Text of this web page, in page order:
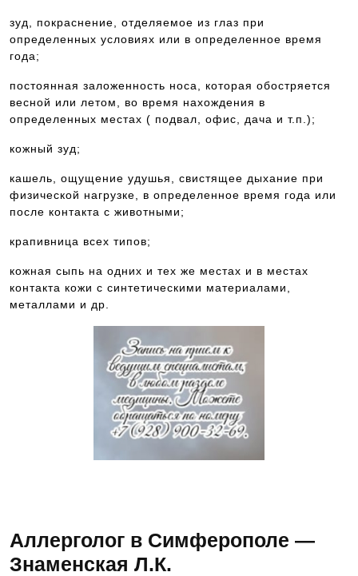
зуд, покраснение, отделяемое из глаз при
определенных условиях или в определенное время
года;
постоянная заложенность носа, которая обостряется
весной или летом, во время нахождения в
определенных местах ( подвал, офис, дача и т.п.);
кожный зуд;
кашель, ощущение удушья, свистящее дыхание при
физической нагрузке, в определенное время года или
после контакта с животными;
крапивница всех типов;
кожная сыпь на одних и тех же местах и в местах
контакта кожи с синтетическими материалами,
металлами и др.
Аллерголог в Симферополе —
Знаменская Л.К.